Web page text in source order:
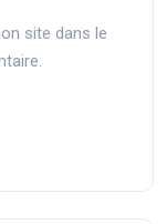
site dans le